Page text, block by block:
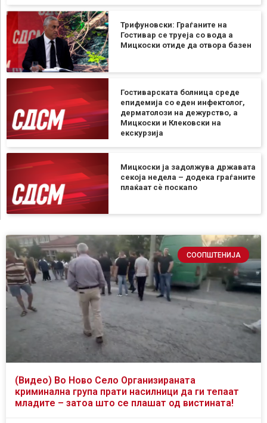
Трифуновски: Граѓаните на
Гостивар се труеја со вода а
Мицкоски отиде да отвора базен
Гостиварската болница среде
епидемија со еден инфектолог,
дерматолози на дежурство, а
Мицкоски и Клековски на
екскурзија
Мицкоски ја задолжува државата
секоја недела – додека граѓаните
плаќаат сѐ поскапо
СООПШТЕНИЈА
(Видео) Во Ново Село Организираната
криминална група прати насилници да ги тепаат
младите – затоа што се плашат од вистината!